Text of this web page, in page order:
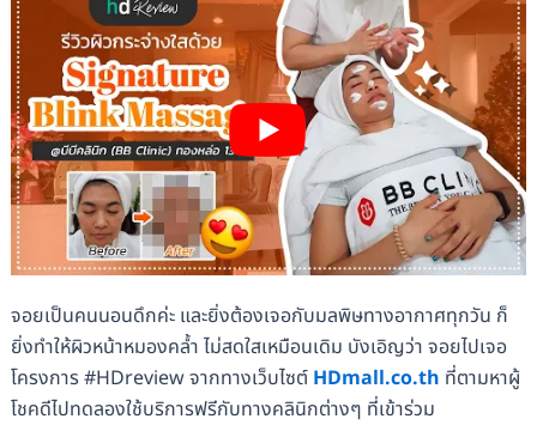
จอยเป็นคนนอนดึกค่ะ และยิ่งต้องเจอกับมลพิษทางอากาศทุกวัน ก็
ยิ่งทำให้ผิวหน้าหมองคล้ำ ไม่สดใสเหมือนเดิม บังเอิญว่า จอยไปเจอ
โครงการ #HDreview จากทางเว็บไซต์ HDmall.co.th ที่ตามหาผู้
โชคดีไปทดลองใช้บริการฟรีกับทางคลินิกต่างๆ ที่เข้าร่วม